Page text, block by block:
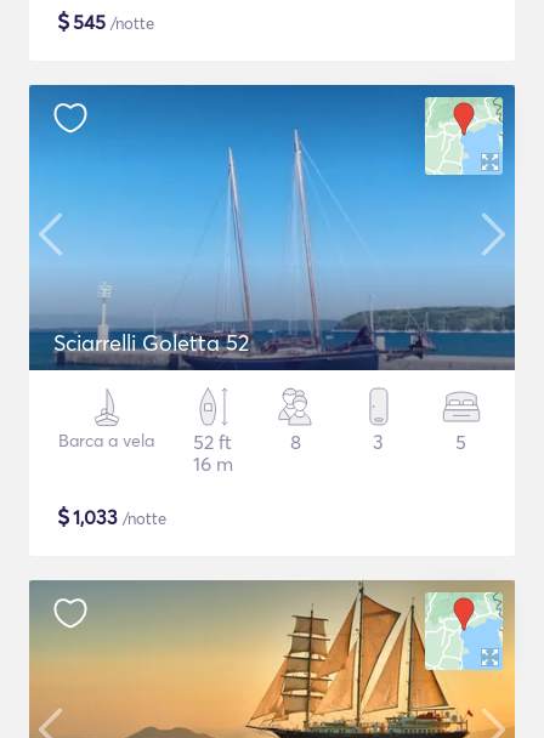
$545 /notte
Sciarrelli Goletta 52
Barca a vela
52 ft
16 m
8 3 5
$1,033 /notte